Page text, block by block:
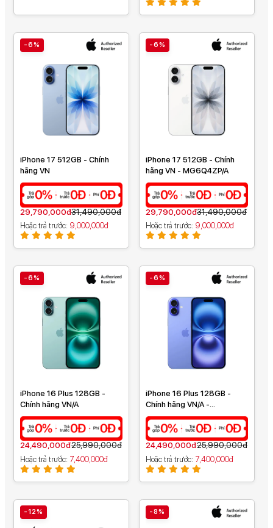
-6%
iPhone 17 512GB - Chính
hãng VN
29,790,000đ31,490,000đ
Hoặc trả trước 9,000,000đ
-6%
iPhone 17 512GB - Chính
hãng VN - MG6Q4ZP/A
29,790,000đ31,490,000đ
Hoặc trả trước 9,000,000đ
-6%
iPhone 16 Plus 128GB -
Chính hãng VN/A
24,490,000đ25,990,000đ
Hoặc trả trước 7,400,000đ
-6%
iPhone 16 Plus 128GB -
Chính hãng VN/A -
MXVX3VN/A
24,490,000đ25,990,000đ
Hoặc trả trước 7,400,000đ
-12% -8%